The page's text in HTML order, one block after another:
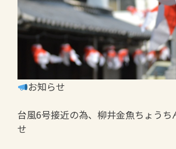
お知らせ
台風6号接近の為、柳井金魚ちょうち
せ